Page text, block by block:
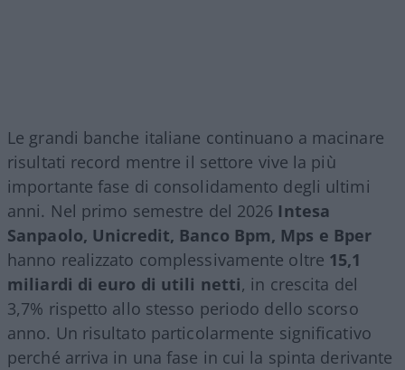
Le grandi banche italiane continuano a macinare
risultati record mentre il settore vive la più
importante fase di consolidamento degli ultimi
anni. Nel primo semestre del 2026 Intesa
Sanpaolo, Unicredit, Banco Bpm, Mps e Bper
hanno realizzato complessivamente oltre 15,1
miliardi di euro di utili netti, in crescita del
3,7% rispetto allo stesso periodo dello scorso
anno. Un risultato particolarmente significativo
perché arriva in una fase in cui la spinta derivante